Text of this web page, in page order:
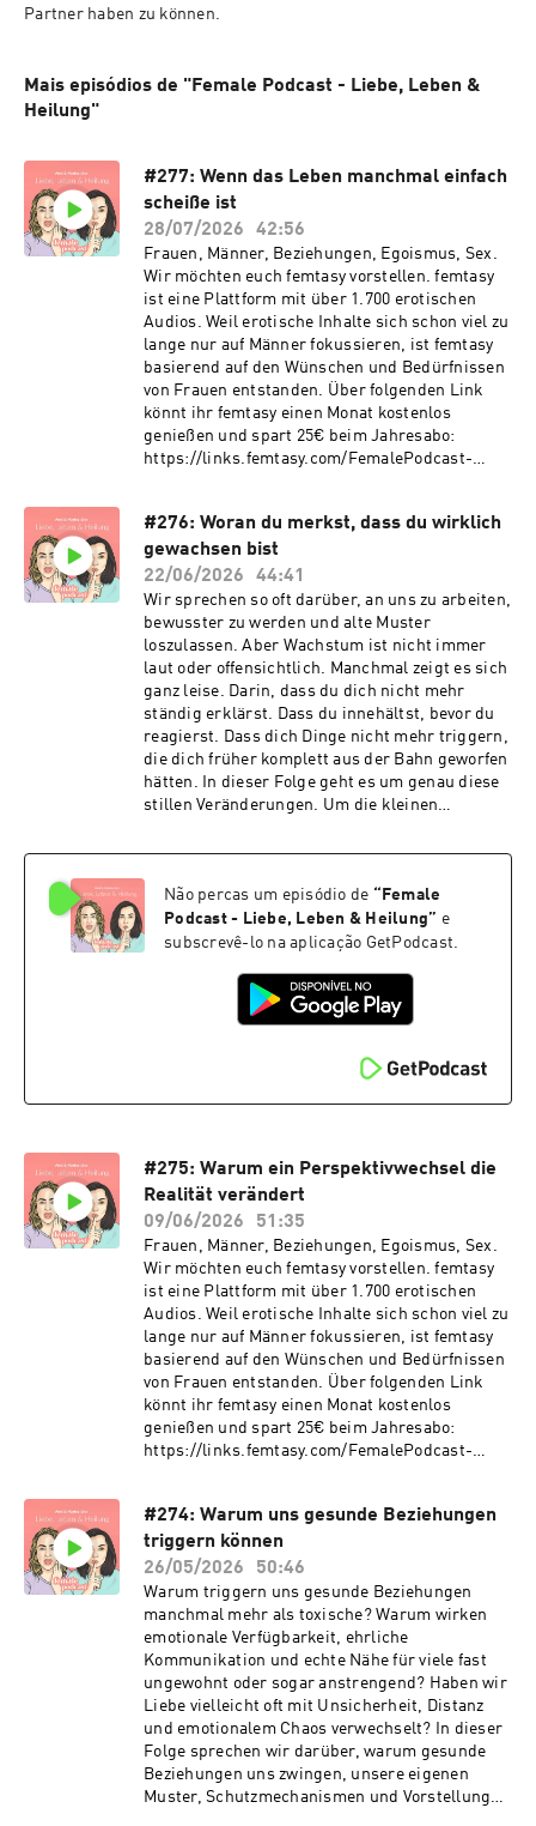
Partner haben zu können.
Mais episódios de "Female Podcast - Liebe, Leben &
Heilung"
#277: Wenn das Leben manchmal einfach
scheiße ist
28/07/2026
42:56
Frauen, Männer, Beziehungen, Egoismus, Sex.
Wir möchten euch femtasy vorstellen. femtasy
ist eine Plattform mit über 1.700 erotischen
Audios. Weil erotische Inhalte sich schon viel zu
lange nur auf Männer fokussieren, ist femtasy
basierend auf den Wünschen und Bedürfnissen
von Frauen entstanden. Über folgenden Link
könnt ihr femtasy einen Monat kostenlos
genießen und spart 25€ beim Jahresabo:
https://links.femtasy.com/FemalePodcast-
Beziehung, das Leben und man weiß nicht mal
genau, wo man anfangen soll, das zu sortieren.
In dieser Folge reden wir über genau dieses
Gefühl. Nicht mit Ratschlägen die klingen als
kämen sie aus einem Self-Help-Buch, und ohne
das typische „alles passiert aus einem Grund”.
Sondern ehrlich. Über Schmerz der da sein darf,
über gut gemeinte Sätze die eigentlich wehtun,
und darüber was wirklich hilft wenn man
gerade einfach durch muss.
#276: Woran du merkst, dass du wirklich
gewachsen bist
22/06/2026
44:41
Wir sprechen so oft darüber, an uns zu arbeiten,
bewusster zu werden und alte Muster
loszulassen. Aber Wachstum ist nicht immer
laut oder offensichtlich. Manchmal zeigt es sich
ganz leise. Darin, dass du dich nicht mehr
ständig erklärst. Dass du innehältst, bevor du
reagierst. Dass dich Dinge nicht mehr triggern,
die dich früher komplett aus der Bahn geworfen
hätten. In dieser Folge geht es um genau diese
stillen Veränderungen. Um die kleinen
mehr dieselbe bist. Und darum, warum sich
Verwirrung oder sogar Verlust anfühlt, obwohl
es eigentlich genau das Gegenteil ist.
Não percas um episódio de “ Female
Podcast - Liebe, Leben & Heilung” e
subscrevê-lo na aplicação GetPodcast.
#275: Warum ein Perspektivwechsel die
Realität verändert
09/06/2026
51:35
Frauen, Männer, Beziehungen, Egoismus, Sex.
Wir möchten euch femtasy vorstellen. femtasy
ist eine Plattform mit über 1.700 erotischen
Audios. Weil erotische Inhalte sich schon viel zu
lange nur auf Männer fokussieren, ist femtasy
basierend auf den Wünschen und Bedürfnissen
von Frauen entstanden. Über folgenden Link
könnt ihr femtasy einen Monat kostenlos
genießen und spart 25€ beim Jahresabo:
https://links.femtasy.com/FemalePodcast-
zu werden und an sich zu arbeiten. Aber was
passiert, wenn man plötzlich Dinge sieht, die
man vorher nicht gesehen hat? Wenn man
Verhaltensweisen, Beziehungen oder
Lebensmodelle nicht mehr einfach akzeptieren
kann? Kann Heilung uns manchmal sogar
unzufriedener machen, weil wir erkennen, dass
das Leben, das wir führen, gar nicht mehr zu
uns passt?
#274: Warum uns gesunde Beziehungen
triggern können
26/05/2026
50:46
Warum triggern uns gesunde Beziehungen
manchmal mehr als toxische? Warum wirken
emotionale Verfügbarkeit, ehrliche
Kommunikation und echte Nähe für viele fast
ungewohnt oder sogar anstrengend? Haben wir
Liebe vielleicht oft mit Unsicherheit, Distanz
und emotionalem Chaos verwechselt? In dieser
Folge sprechen wir darüber, warum gesunde
Beziehungen uns zwingen, unsere eigenen
Muster, Schutzmechanismen und Vorstellungen